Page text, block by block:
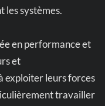
les systèmes.
en performance et
et
exploiter leurs forces
travailler